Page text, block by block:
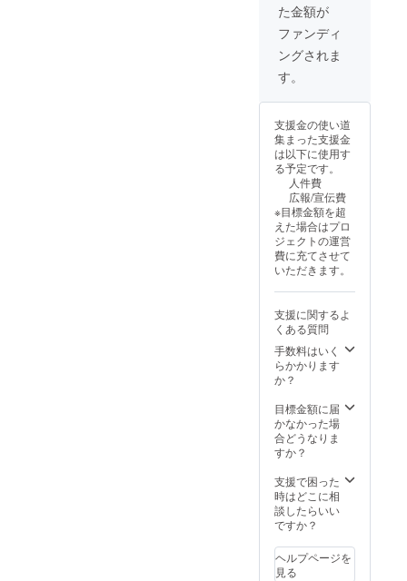
た金額が
ファンディ
ングされま
す。
支援金の使い道
集まった支援金
は以下に使用す
る予定です。
人件費
広報/宣伝費
※目標金額を超
えた場合はプロ
ジェクトの運営
費に充てさせて
いただきます。
支援に関するよ
くある質問
手数料はいく
らかかります
か？
目標金額に届
かなかった場
合どうなりま
すか？
支援で困った
時はどこに相
談したらいい
ですか？
ヘルプページを
見る